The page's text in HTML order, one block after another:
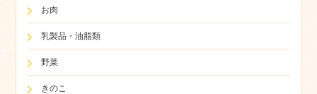
お肉
乳製品・油脂類
野菜
きのこ